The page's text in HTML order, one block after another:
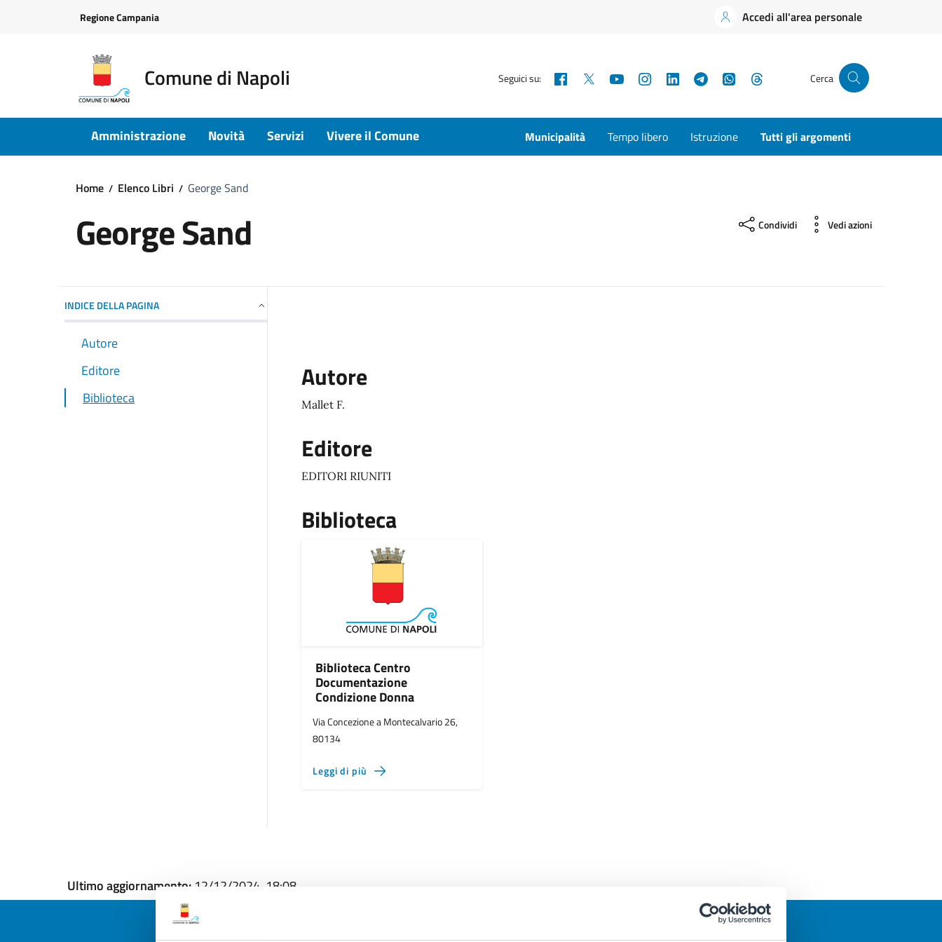
Regione Campania Accedi all'area personale
Comune di Napoli Seguici su: Facebook YouTubeInstagramLinkedInTelegramWhatsApp Cerca
Amministrazione Novità Servizi Vivere il Comune Municipalità Tempo libero Istruzione Tutti gli argomenti
Home Elenco Libri George Sand
George Sand Condividi Vedi azioni
INDICE DELLA PAGINA
Autore
Editore
Biblioteca
Autore
Mallet F.
Editore
EDITORI RIUNITI
Biblioteca
Biblioteca Centro
Documentazione
Condizione Donna
Via Concezione a Montecalvario 26,
80134
Leggi di più
Ultimo aggiornamento: 12/12/2024, 18:08